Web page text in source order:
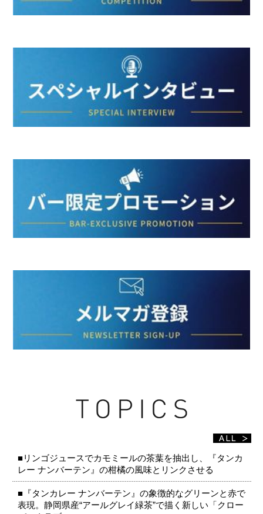
■リンゴジュースでカモミールの茶葉を抽出し、『タンカ
レー ナンバーテン』の柑橘の風味とリンクさせる
■『タンカレー ナンバーテン』の象徴的なグリーンと赤で
表現。静岡県産“アールグレイ緑茶”で描く新しい「クロー